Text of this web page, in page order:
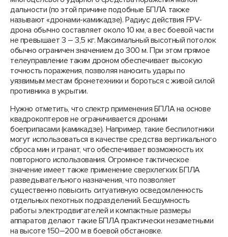
дальности (по этой причине подобные БПЛА также
называют «дронами-камикадзе). Радиус действия FPV-
дрона обычно составляет около 10 км, а вес боевой части
не превышает 3 – 3,5 кг. Максимальный высотный потолок
обычно ограничен значением до 300 м. При этом прямое
телеуправление таким дроном обеспечивает высокую
точность поражения, позволяя наносить удары по
уязвимым местам бронетехники и бороться с живой силой
противника в укрытии.
Нужно отметить, что спектр применения БПЛА на основе
квадрокоптеров не ограничивается дронами
боеприпасами (камикадзе). Например, такие беспилотники
могут использоваться в качестве средства вертикального
сброса мин и гранат, что обеспечивает возможность их
повторного использования. Огромное тактическое
значение имеет также применение сверхлегких БПЛА
разведывательного назначения, что позволяет
существенно повысить ситуативную осведомленность
отдельных пехотных подразделений. Бесшумность
работы электродвигателей и компактные размеры
аппаратов делают такие БПЛА практически незаметными
на высоте 150–200 м в боевой обстановке.